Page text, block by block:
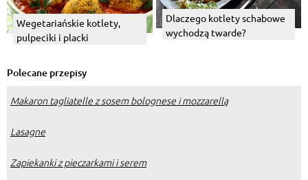
Wegetariańskie kotlety,
pulpeciki i placki
Dlaczego kotlety schabowe
wychodzą twarde?
Polecane przepisy
Makaron tagliatelle z sosem bolognese i mozzarellą
Lasagne
Zapiekanki z pieczarkami i serem